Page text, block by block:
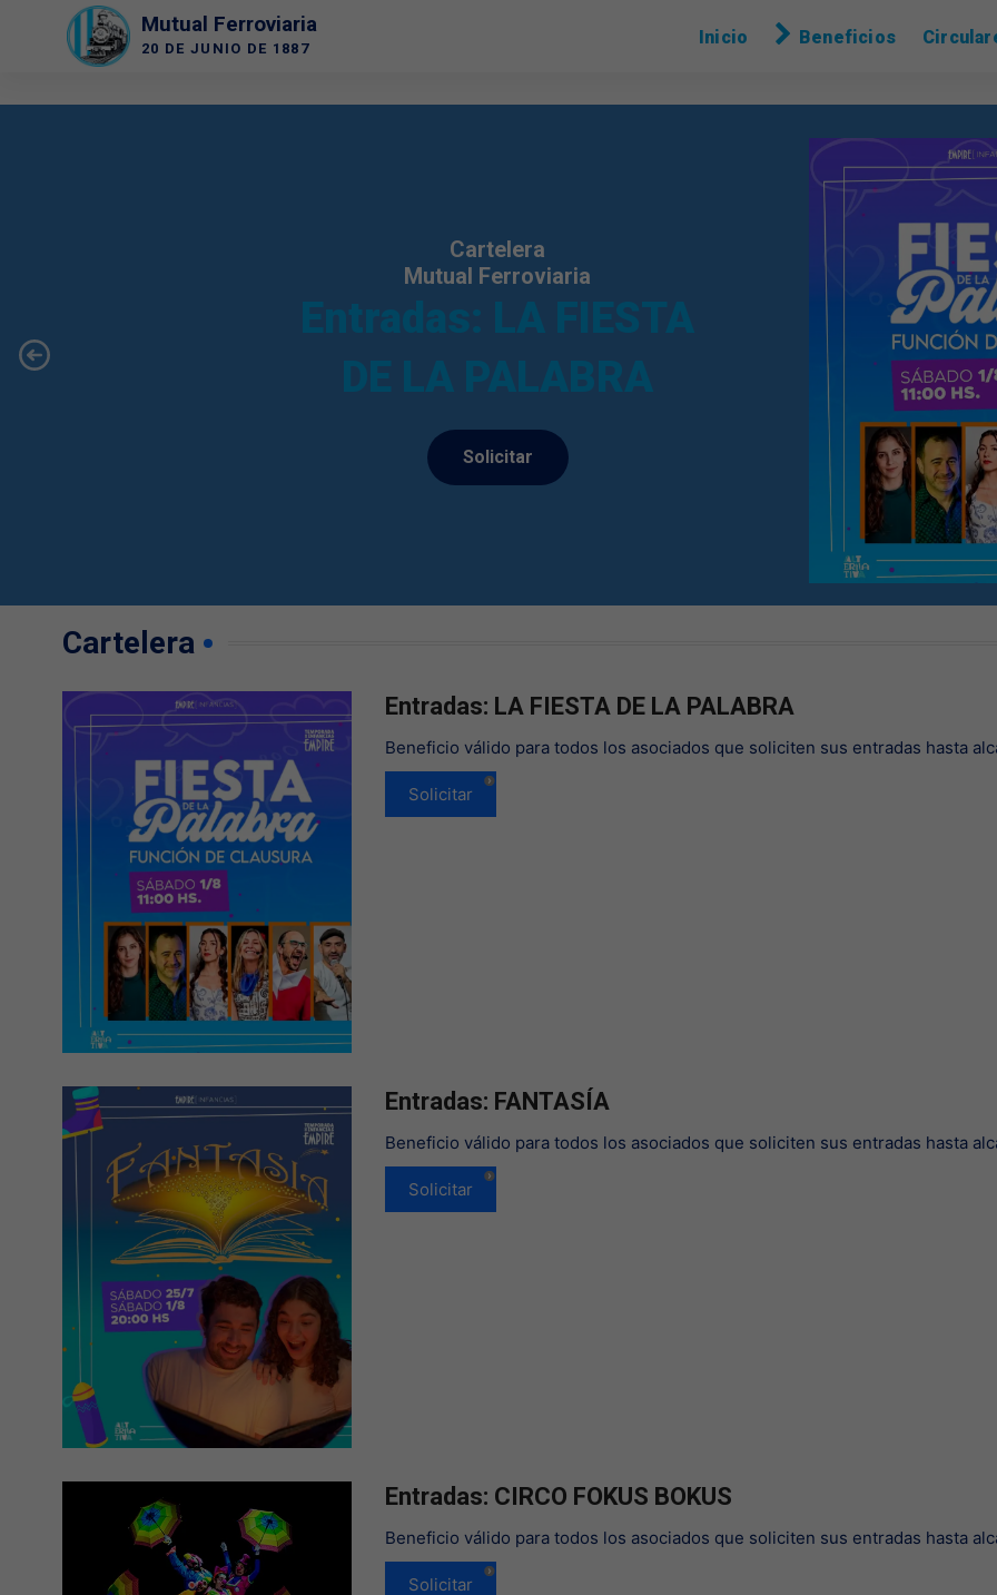
contenido
Mutual Ferroviaria
20 DE JUNIO DE 1887
Inicio Beneficios
Cartelera
Solicitar
Cartelera
Entradas: LA FIESTA DE LA PALABRA
Beneficio válido para todos los asociados que soliciten sus entradas hasta
Solicitar
Entradas: FANTASÍA
Beneficio válido para todos los asociados que soliciten sus entradas hasta
Solicitar
Entradas: CIRCO FOKUS BOKUS
Beneficio válido para todos los asociados que soliciten sus entradas hasta
Solicitar